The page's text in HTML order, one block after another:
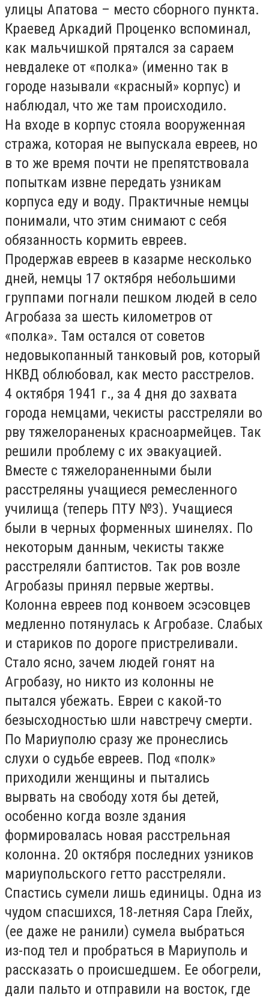
улицы Апатова – место сборного пункта.
Краевед Аркадий Проценко вспоминал,
как мальчишкой прятался за сараем
невдалеке от «полка» (именно так в
городе называли «красный» корпус) и
наблюдал, что же там происходило.
На входе в корпус стояла вооруженная
стража, которая не выпускала евреев, но
в то же время почти не препятствовала
попыткам извне передать узникам
корпуса еду и воду. Практичные немцы
понимали, что этим снимают с себя
обязанность кормить евреев.
Продержав евреев в казарме несколько
дней, немцы 17 октября небольшими
группами погнали пешком людей в село
Агробаза за шесть километров от
«полка». Там остался от советов
недовыкопанный танковый ров, который
НКВД облюбовал, как место расстрелов.
4 октября 1941 г., за 4 дня до захвата
города немцами, чекисты расстреляли во
рву тяжелораненых красноармейцев. Так
решили проблему с их эвакуацией.
Вместе с тяжелораненными были
расстреляны учащиеся ремесленного
училища (теперь ПТУ №3). Учащиеся
были в черных форменных шинелях. По
некоторым данным, чекисты также
расстреляли баптистов. Так ров возле
Агробазы принял первые жертвы.
Колонна евреев под конвоем эсэсовцев
медленно потянулась к Агробазе. Слабых
и стариков по дороге пристреливали.
Стало ясно, зачем людей гонят на
Агробазу, но никто из колонны не
пытался убежать. Евреи с какой-то
безысходностью шли навстречу смерти.
По Мариуполю сразу же пронеслись
слухи о судьбе евреев. Под «полк»
приходили женщины и пытались
вырвать на свободу хотя бы детей,
особенно когда возле здания
формировалась новая расстрельная
колонна. 20 октября последних узников
мариупольского гетто расстреляли.
Спастись сумели лишь единицы. Одна из
чудом спасшихся, 18-летняя Сара Глейх,
(ее даже не ранили) сумела выбраться
из-под тел и пробраться в Мариуполь и
рассказать о происшедшем. Ее обогрели,
дали пальто и отправили на восток, где